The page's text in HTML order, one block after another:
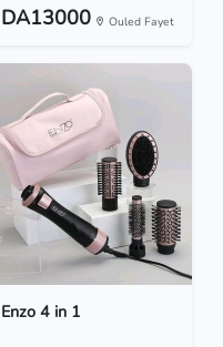
DA13000 Ouled Fayet
Enzo 4 in 1